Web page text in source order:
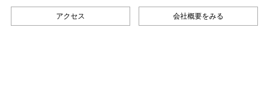
アクセス 会社概要をみる